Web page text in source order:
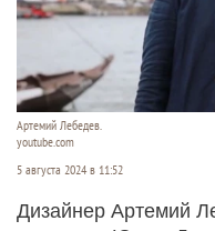
Артемий Лебедев.
youtube.com
5 августа 2024 в 11:52
Дизайнер Артемий